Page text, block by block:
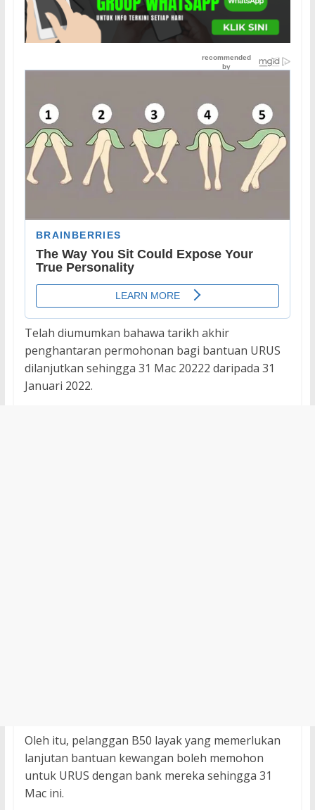
Telah diumumkan bahawa tarikh akhir
penghantaran permohonan bagi bantuan URUS
dilanjutkan sehingga 31 Mac 20222 daripada 31
Januari 2022.
Oleh itu, pelanggan B50 layak yang memerlukan
lanjutan bantuan kewangan boleh memohon
untuk URUS dengan bank mereka sehingga 31
Mac ini.